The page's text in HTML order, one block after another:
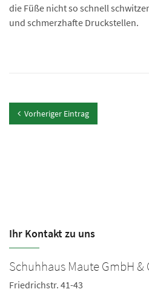
die Füße nicht so schnell
und schmerzhafte Druckstellen.
Vorheriger Eintrag
Ihr Kontakt zu uns
Schuhhaus Maute GmbH &
Friedrichstr. 41-43